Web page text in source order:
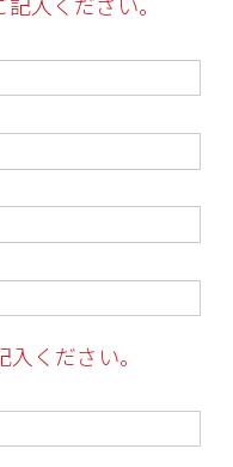
ください。